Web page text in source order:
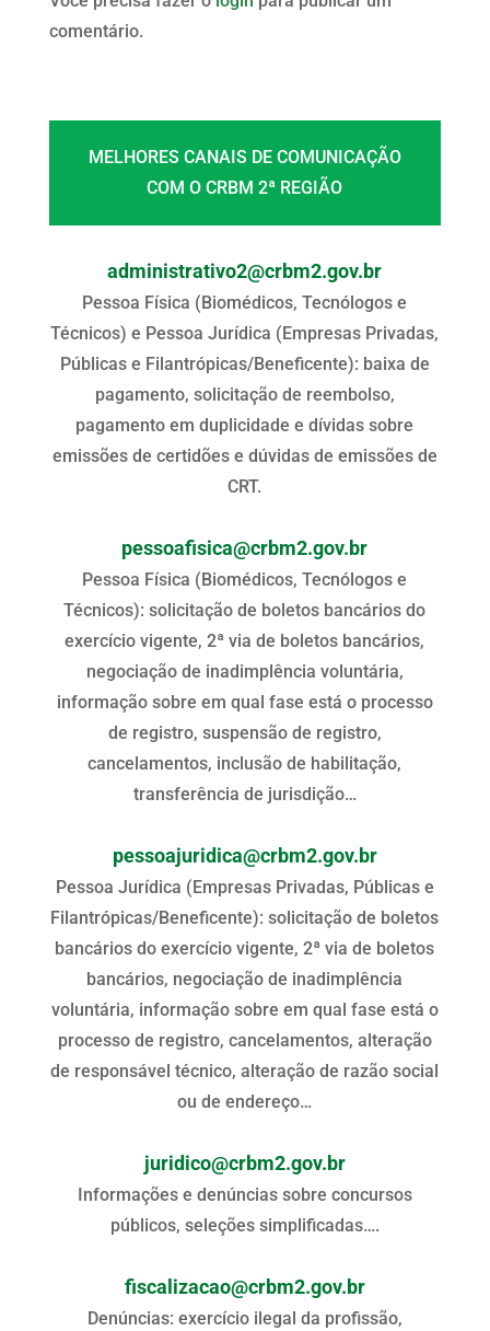
comentário.
MELHORES CANAIS DE COMUNICAÇÃO
COM O CRBM 2ª REGIÃO
administrativo2@crbm2.gov.br
Pessoa Física (Biomédicos, Tecnólogos e
Técnicos) e Pessoa Jurídica (Empresas Privadas,
Públicas e Filantrópicas/Beneficente): baixa de
pagamento, solicitação de reembolso,
pagamento em duplicidade e dívidas sobre
emissões de certidões e dúvidas de emissões de
CRT.
pessoafisica@crbm2.gov.br
Pessoa Física (Biomédicos, Tecnólogos e
Técnicos): solicitação de boletos bancários do
exercício vigente, 2ª via de boletos bancários,
negociação de inadimplência voluntária,
informação sobre em qual fase está o processo
de registro, suspensão de registro,
cancelamentos, inclusão de habilitação,
transferência de jurisdição…
pessoajuridica@crbm2.gov.br
Pessoa Jurídica (Empresas Privadas, Públicas e
Filantrópicas/Beneficente): solicitação de boletos
bancários do exercício vigente, 2ª via de boletos
bancários, negociação de inadimplência
voluntária, informação sobre em qual fase está o
processo de registro, cancelamentos, alteração
de responsável técnico, alteração de razão social
ou de endereço…
juridico@crbm2.gov.br
Informações e denúncias sobre concursos
públicos, seleções simplificadas….
fiscalizacao@crbm2.gov.br
Denúncias: exercício ilegal da profissão,